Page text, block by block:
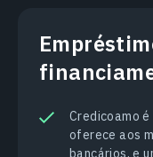
Сredicoamo
oferece aos
bancários, e